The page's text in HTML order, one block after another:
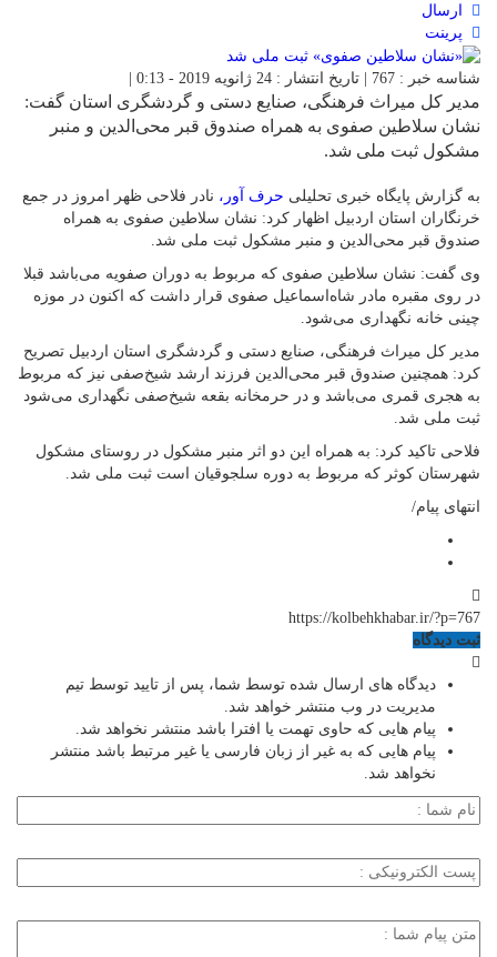
ارسال
پرینت
شناسه خبر : 767 | تاریخ انتشار : 24 ژانویه 2019 - 0:13 |
مدیر کل میراث فرهنگی، صنایع دستی و گردشگری استان گفت:
نشان سلاطین صفوی به همراه صندوق قبر محی‌الدین و منبر
مشکول ثبت ملی شد.
به گزارش پایگاه خبری تحلیلی حرف آور، نادر فلاحی ظهر امروز در جمع
خرنگاران استان اردبیل اظهار کرد: نشان سلاطین صفوی به همراه
صندوق قبر محی‌الدین و منبر مشکول ثبت ملی شد.
وی گفت: نشان سلاطین صفوی که مربوط به دوران صفویه می‌باشد قبلا
در روی مقبره مادر شاه‌اسماعیل صفوی قرار داشت که اکنون در موزه
چینی خانه نگهداری می‌شود.
مدیر کل میراث فرهنگی، صنایع دستی و گردشگری استان اردبیل تصریح
کرد: همچنین صندوق قبر محی‌الدین فرزند ارشد شیخ‌صفی نیز که مربوط
به هجری قمری می‌باشد و در حرمخانه بقعه شیخ‌صفی نگهداری می‌شود
ثبت ملی شد.
فلاحی تاکید کرد: به همراه این دو اثر منبر مشکول در روستای مشکول
شهرستان کوثر که مربوط به دوره سلجوقیان است ثبت ملی شد.
انتهای پیام/
https://kolbehkhabar.ir/?p=767
ثبت دیدگاه
دیدگاه های ارسال شده توسط شما، پس از تایید توسط تیم
مدیریت در وب منتشر خواهد شد.
پیام هایی که حاوی تهمت یا افترا باشد منتشر نخواهد شد.
پیام هایی که به غیر از زبان فارسی یا غیر مرتبط باشد منتشر
نخواهد شد.